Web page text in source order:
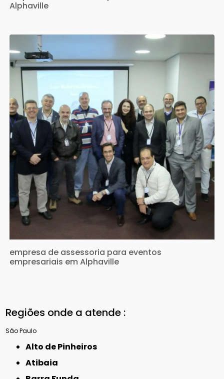
Alphaville
empresa de assessoria para eventos
empresariais em Alphaville
Regiões onde a atende :
São Paulo
Alto de Pinheiros
Atibaia